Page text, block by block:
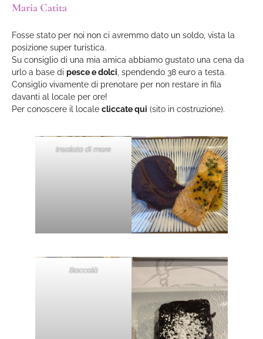
Maria Catita
Fosse stato per noi non ci avremmo dato un soldo, vista la
posizione super turistica.
Su consiglio di una mia amica abbiamo gustato una cena da
urlo a base di pesce e dolci , spendendo 38 euro a testa.
Consiglio vivamente di prenotare per non restare in fila
davanti al locale per ore!
Per conoscere il locale cliccate qui (sito in costruzione).
Insalata di mare
Baccalà